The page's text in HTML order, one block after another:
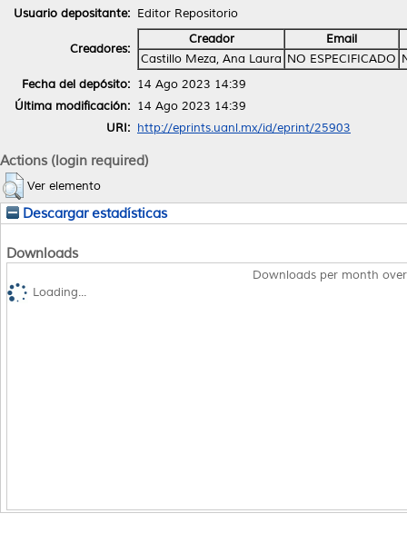
Usuario depositante: Editor Repositorio
Creadores:
Creador
Email
Castillo Meza, Ana Laura NO ESPECIFICADO
Fecha del depósito: 14 Ago 2023 14:39
Última modificación: 14 Ago 2023 14:39
URI: http://eprints.uanl.mx/id/eprint/25903
Actions (login required)
Ver elemento
Descargar estadísticas
Downloads
Downloads per month
Loading...